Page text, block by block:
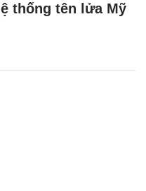
thống tên lửa Mỹ